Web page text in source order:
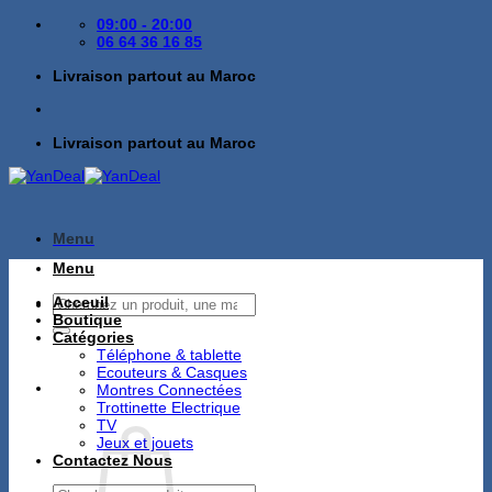
Passer
09:00 - 20:00
06 64 36 16 85
Livraison partout au Maroc
Livraison partout au Maroc
Menu
Recherche
pour :
Menu
Acceuil
Boutique
Catégories
Téléphone & tablette
Ecouteurs & Casques
Montres Connectées
Trottinette Electrique
TV
Jeux et jouets
Contactez Nous